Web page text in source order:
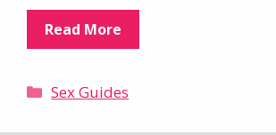
Read More
Categories
Sex Guides